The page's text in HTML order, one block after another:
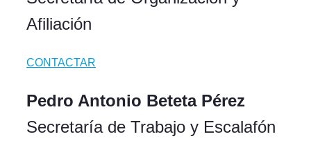
Afiliación
CONTACTAR
Pedro Antonio Beteta Pérez
Secretaría de Trabajo y Escalafón